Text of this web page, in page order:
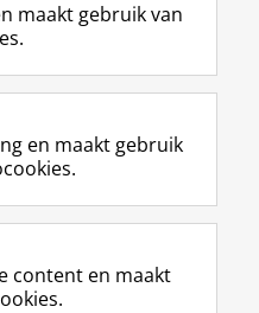
F
a
e
b
o
p
a
L
i
k
e
I
-
p
R
S
-
f
e
R
I
n
t
r
m
Y
o
T
e
k
maakt gebruik van
en maakt gebruik
content en maakt